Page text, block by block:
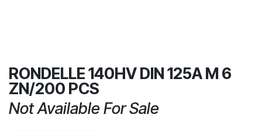
RONDELLE 140HV DIN 125A M 6
ZN/200 PCS
Not Available For Sale